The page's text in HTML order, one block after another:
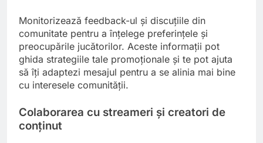
Monitorizează feedback-ul și discuțiile din
comunitate pentru a înțelege preferințele și
preocupările jucătorilor. Aceste informații pot
ghida strategiile tale promoționale și te pot ajuta
să îți adaptezi mesajul pentru a se alinia mai bine
cu interesele comunității.
Colaborarea cu streameri și creatori de
conținut